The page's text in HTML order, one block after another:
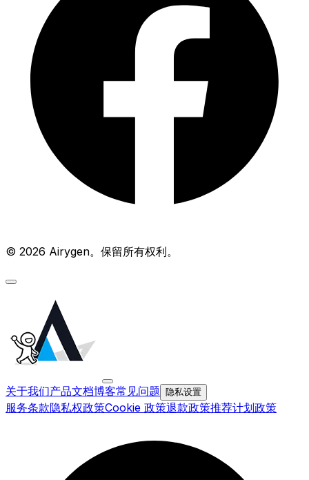
© 2026 Airygen。保留所有权利。
关于我们产品文档博客常见问题 隐私设置
服务条款隐私权政策Cookie 政策退款政策推荐计划政策